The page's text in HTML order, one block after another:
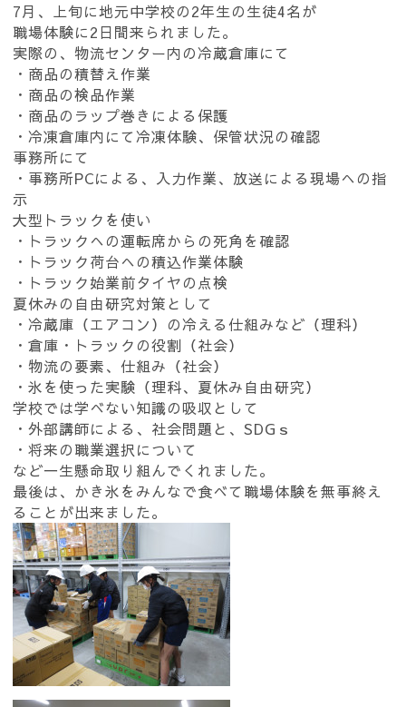
7月、上旬に地元中学校の2年生の生徒4名が
職場体験に2日間来られました。
実際の、物流センター内の冷蔵倉庫にて
・商品の積替え作業
・商品の検品作業
・商品のラップ巻きによる保護
・冷凍倉庫内にて冷凍体験、保管状況の確認
事務所にて
・事務所PCによる、入力作業、放送による現場への指
示
大型トラックを使い
・トラックへの運転席からの死角を確認
・トラック荷台への積込作業体験
・トラック始業前タイヤの点検
夏休みの自由研究対策として
・冷蔵庫（エアコン）の冷える仕組みなど（理科）
・倉庫・トラックの役割（社会）
・物流の要素、仕組み（社会）
・氷を使った実験（理科、夏休み自由研究）
学校では学べない知識の吸収として
・外部講師による、社会問題と、SDGｓ
・将来の職業選択について
など一生懸命取り組んでくれました。
最後は、かき氷をみんなで食べて職場体験を無事終え
ることが出来ました。